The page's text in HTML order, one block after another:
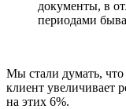
документы, в
периодами
Мы стали думать,
клиент увеличивает
на этих 6%.